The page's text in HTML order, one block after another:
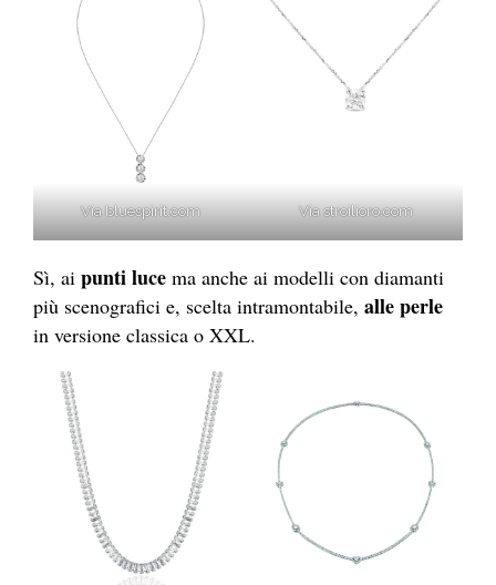
Via bluespirit.com Via stroilioro.com
Sì, ai punti luce ma anche ai modelli con diamanti
più scenografici e, scelta intramontabile, alle perle
in versione classica o XXL.